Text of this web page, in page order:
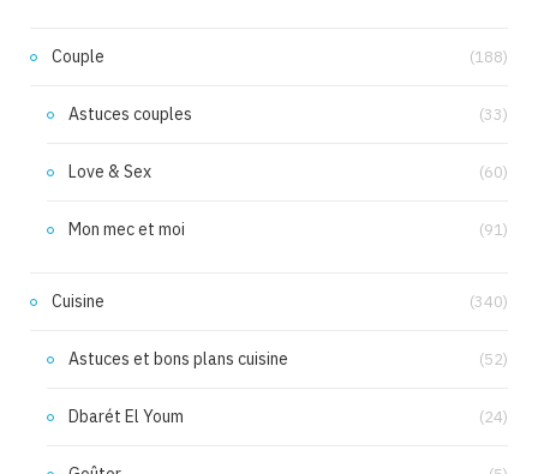
Couple (188)
Astuces couples (33)
Love & Sex (60)
Mon mec et moi (91)
Cuisine (340)
Astuces et bons plans cuisine (52)
Dbarét El Youm (24)